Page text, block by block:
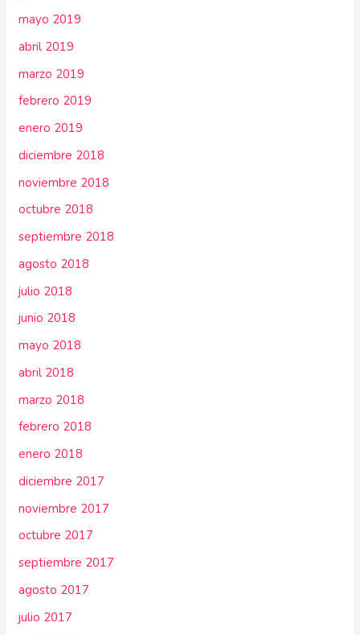
mayo 2019
abril 2019
marzo 2019
febrero 2019
enero 2019
diciembre 2018
noviembre 2018
octubre 2018
septiembre 2018
agosto 2018
julio 2018
junio 2018
mayo 2018
abril 2018
marzo 2018
febrero 2018
enero 2018
diciembre 2017
noviembre 2017
octubre 2017
septiembre 2017
agosto 2017
julio 2017